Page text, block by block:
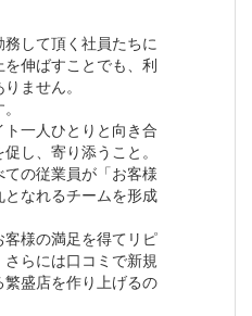
して頂く社員たちに
伸ばすことでも、利
ません。
一人ひとりと向き合
し、寄り添うこと。
の従業員が「お客様
なれるチームを形成
様の満足を得てリピ
らには口コミで新規
盛店を作り上げるの